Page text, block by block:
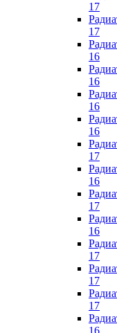
17
17
16
16
16
16
17
16
17
16
17
17
17
16